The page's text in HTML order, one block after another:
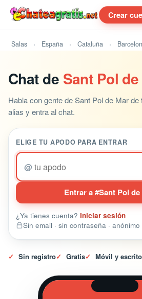
Crear
Salas España Cataluña
Chat de Sant Pol
Habla con gente de Sant Pol de Mar
alias y entra al chat.
ELIGE TU APODO PARA ENTRAR
@
Entrar a #Sant Pol
¿Ya tienes cuenta? Iniciar sesión
Sin email · sin contraseña · anónimo
✓ Sin registro✓ Gratis✓ Móvil y